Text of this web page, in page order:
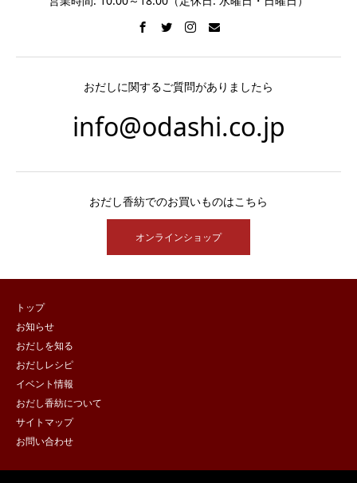
おだしに関するご質問がありましたら
info@odashi.co.jp
おだし香紡でのお買いものはこちら
オンラインショップ
トップ
お知らせ
おだしを知る
おだしレシピ
イベント情報
おだし香紡について
サイトマップ
お問い合わせ